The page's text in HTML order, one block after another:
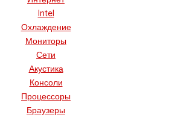
Intel
Охлаждение
Мониторы
Сети
Акустика
Консоли
Процессоры
Браузеры